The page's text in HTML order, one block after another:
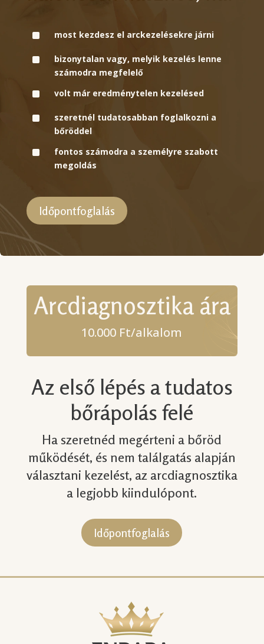
^ most kezdesz el arckezelésekre járni
^
bizonytalan vagy, melyik kezelés lenne
számodra megfelelő
^ volt már eredménytelen kezelésed
^
szeretnél tudatosabban foglalkozni a
bőröddel
^
fontos számodra a személyre szabott
megoldás
Időpontfoglalás
Arcdiagnosztika ára
10.000 Ft/alkalom
Az első lépés a tudatos
bőrápolás felé
Ha szeretnéd megérteni a bőröd
működését, és nem találgatás alapján
választani kezelést, az arcdiagnosztika
a legjobb kiindulópont.
Időpontfoglalás